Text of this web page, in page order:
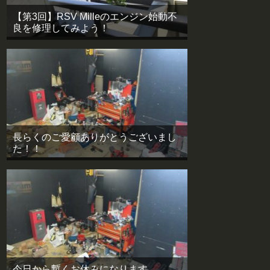
【第3回】RSV Milleのエンジン始動不
良を修理してみよう！
長らくのご愛顧ありがとうございまし
た！！